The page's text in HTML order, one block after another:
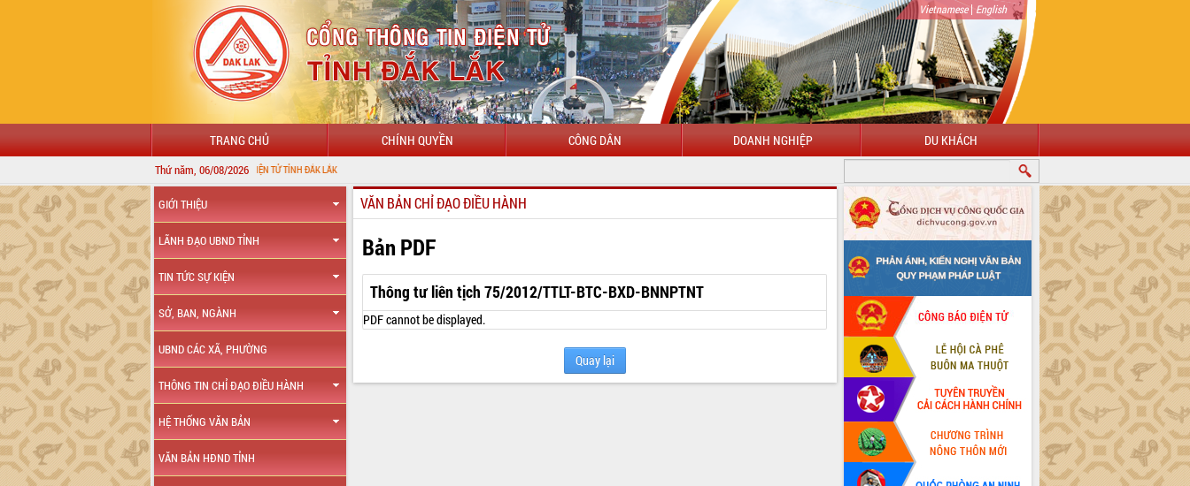
Vietnamese| English
TRANG CHỦ CHÍNH QUYỀN CÔNG DÂN DOANH NGHIỆP DU KHÁCH
Thứ năm, 06/08/2026
CHÀO MỪNG ĐẾN VỚI CỔNG THÔNG TIN ĐIỆN TỬ TỈNH ĐẮK LẮK
GIỚI THIỆU
LÃNH ĐẠO UBND TỈNH
TIN TỨC SỰ KIỆN
SỞ, BAN, NGÀNH
UBND CÁC XÃ, PHƯỜNG
THÔNG TIN CHỈ ĐẠO ĐIỀU HÀNH
HỆ THỐNG VĂN BẢN
VĂN BẢN HĐND TỈNH
VĂN BẢN CHỈ ĐẠO ĐIỀU HÀNH
Bản PDF
Thông tư liên tịch 75/2012/TTLT-BTC-BXD-BNNPTNT
PDF cannot be displayed.
Quay lại